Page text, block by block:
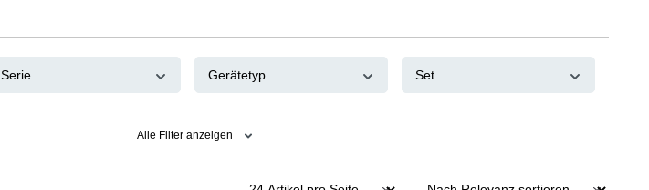
Serie Gerätetyp Set
Alle Filter anzeigen